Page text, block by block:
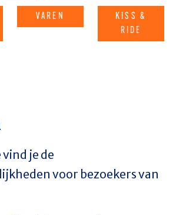
VAREN
KISS &
RIDE
je de
voor bezoekers van